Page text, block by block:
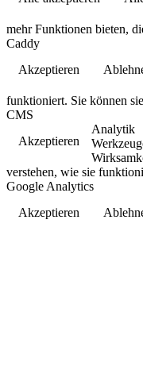
mehr Funktionen bieten,
Caddy
Akzeptieren
funktioniert. Sie können
CMS
Akzeptieren
Analytik
verstehen, wie sie
Google Analytics
Akzeptieren